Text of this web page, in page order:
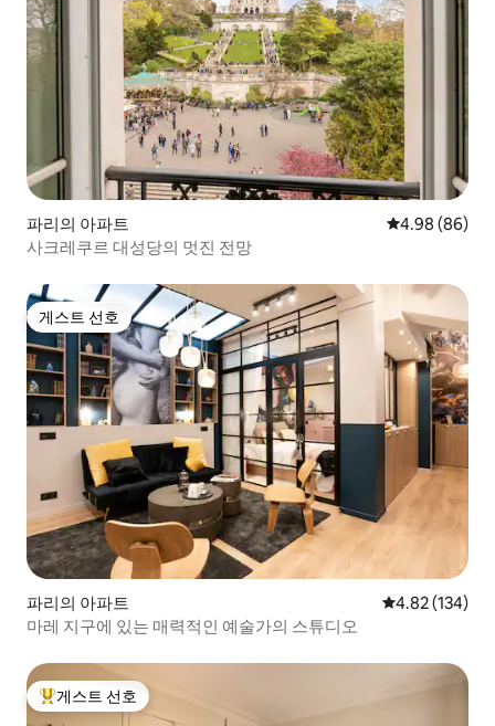
파리의 아파트 평점 4.98점(5
4.98 (86)
사크레쿠르 대성당의 멋진 전망
게스트 선호
게스트 선호
파리의 아파트 평점 4.82점(5
4.82 (134)
마레 지구에 있는 매력적인 예술가의 스튜디오
상위 게스트 선호
게스트 선호